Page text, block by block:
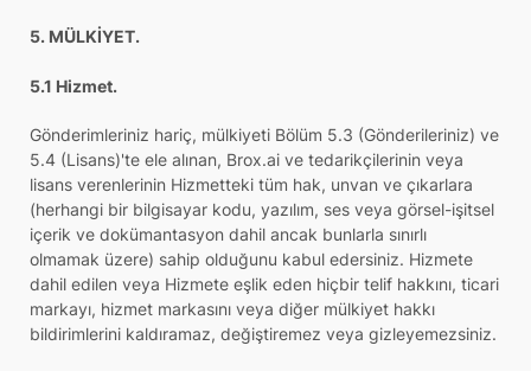
5. MÜLKİYET.
5.1 Hizmet.
Gönderimleriniz hariç, mülkiyeti Bölüm 5.3 (Gönderileriniz) ve
5.4 (Lisans)'te ele alınan, Brox.ai ve tedarikçilerinin veya
lisans verenlerinin Hizmetteki tüm hak, unvan ve çıkarlara
(herhangi bir bilgisayar kodu, yazılım, ses veya görsel-işitsel
içerik ve dokümantasyon dahil ancak bunlarla sınırlı
olmamak üzere) sahip olduğunu kabul edersiniz. Hizmete
dahil edilen veya Hizmete eşlik eden hiçbir telif hakkını, ticari
markayı, hizmet markasını veya diğer mülkiyet hakkı
bildirimlerini kaldıramaz, değiştiremez veya gizleyemezsiniz.